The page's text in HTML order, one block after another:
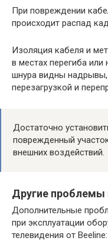
При повреждении
происходит распад
Изоляция кабеля и
в местах перегиба или
шнура видны надрывы,
перезагрузкой и
Достаточно
поврежденный
внешних воздействий.
Другие проблемы
Дополнительные
при эксплуатации
телевидения от Beeline: